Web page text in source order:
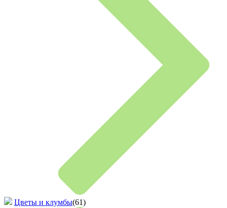
Цветы и клумбы(61)